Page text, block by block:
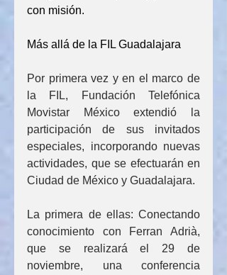
con misión.
Más allá de la FIL Guadalajara
Por primera vez y en el marco de
la FIL, Fundación Telefónica
Movistar México extendió la
participación de sus invitados
especiales, incorporando nuevas
actividades, que se efectuarán en
Ciudad de México y Guadalajara.
La primera de ellas: Conectando
conocimiento con Ferran Adrià,
que se realizará el 29 de
noviembre, una conferencia